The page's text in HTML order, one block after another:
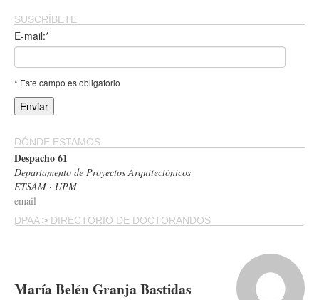
SUSCRÍBETE
E-mail:*
* Este campo es obligatorio
DÓNDE ESTAMOS
Despacho 61
Departamento de Proyectos Arquitectónicos
ETSAM · UPM
email
DPAA> DIRECTORIO DE DOCTORANDOS
María Belén Granja Bastidas